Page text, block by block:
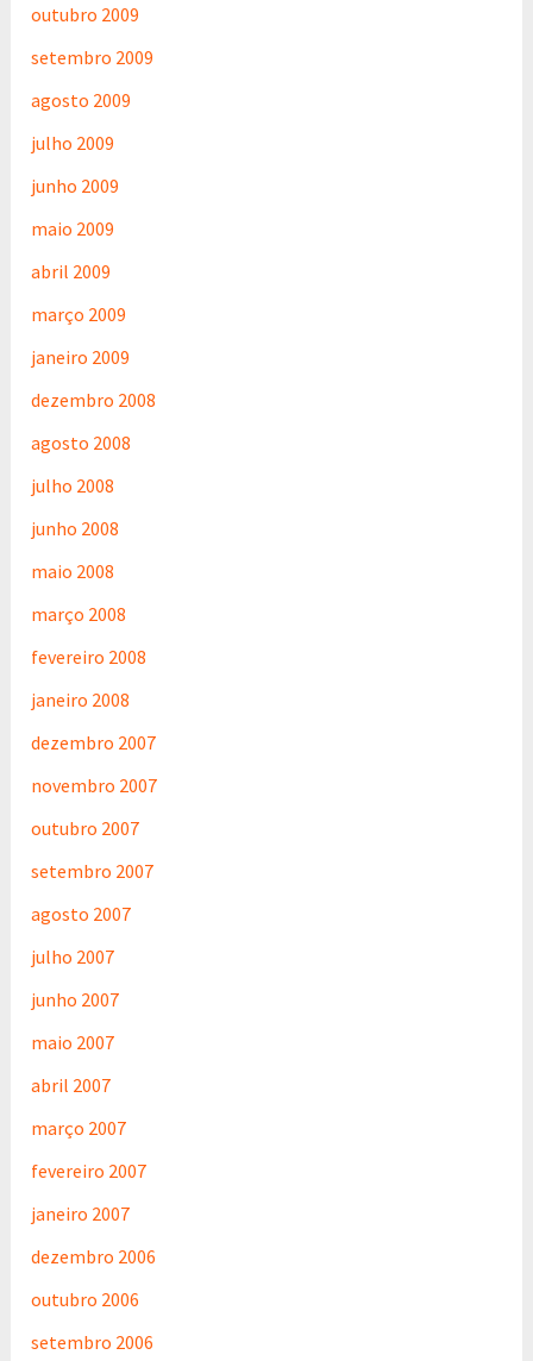
outubro 2009
setembro 2009
agosto 2009
julho 2009
junho 2009
maio 2009
abril 2009
março 2009
janeiro 2009
dezembro 2008
agosto 2008
julho 2008
junho 2008
maio 2008
março 2008
fevereiro 2008
janeiro 2008
dezembro 2007
novembro 2007
outubro 2007
setembro 2007
agosto 2007
julho 2007
junho 2007
maio 2007
abril 2007
março 2007
fevereiro 2007
janeiro 2007
dezembro 2006
outubro 2006
setembro 2006